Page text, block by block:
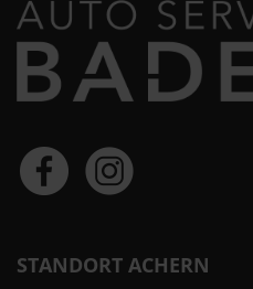
STANDORT ACHERN